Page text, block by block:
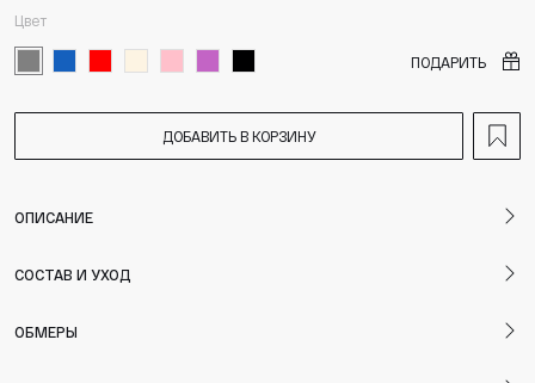
Цвет
ПОДАРИТЬ
ДОБАВИТЬ В КОРЗИНУ
ОПИСАНИЕ
СОСТАВ И УХОД
ОБМЕРЫ